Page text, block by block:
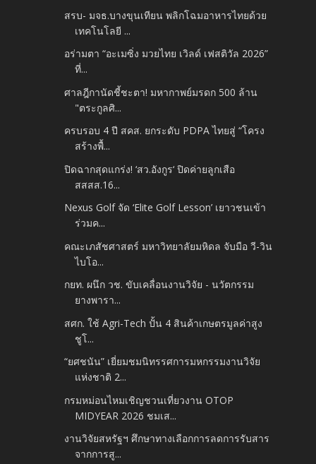
สรบ- มจธ.บางขุนเทียน พลิกโฉมอาหารไทยด้วย
เทคโนโลยี ...
อร่ามตา “อะเมซิ่ง มวยไทย เวิลด์ เฟสติวัล 2026”
ที่...
ศาลฎีกานัดชี้ชะตา! มหากาพย์มรดก 500 ล้าน
"ตระกูลศิ...
ครบรอบ 4 ปี สคส. ยกระดับ PDPA ไทยสู่ “โครง
สร้างพื้...
ปิดฉากสุดแกร่ง! ‘สว.อังกูร‘ ปิดค่ายลูกเสือ
สสสส.16...
Nexus Golf จัด ‘Elite Golf Lesson’ เยาวชนเข้า
ร่วมค...
คณะเภสัชศาสตร์ มหาวิทยาลัยมหิดล จับมือ วี-วิน
ไบโอ...
กยท. ผนึก วช. ขับเคลื่อนงานวิจัย - นวัตกรรม
ยางพารา...
สศก. ใช้ Agri-Tech ปั้น 4 สินค้าเกษตรมูลค่าสูง
ชูโ...
“ยศชนัน” เยี่ยมชมนิทรรศการมหกรรมงานวิจัย
แห่งชาติ 2...
กรมหม่อนไหมเชิญชวนเที่ยวงาน OTOP
MIDYEAR 2026 ชมเส...
งานวิจัยสหรัฐฯ ศึกษาทางเลือกการลดการรับสาร
จากการสู...